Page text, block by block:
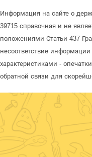
Информация на сайте о
39715 справочная и не
положениями Статьи 437
несоответствие
характеристиками -
обратной связи для